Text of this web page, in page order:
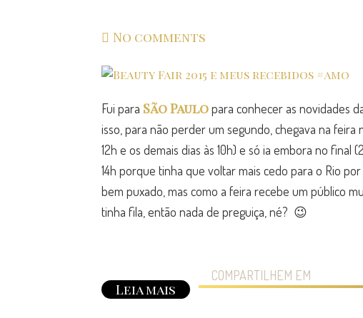
No comments
Fui para São Paulopara conhecer as novidades
isso, para não perder um segundo, chegava na feira
12h e os demais dias às 10h) e só ia embora no final
14h porque tinha que voltar mais cedo para o Rio
bem puxado, mas como a feira recebe um público
tinha fila, então nada de preguiça, né? 😉
Leia mais
COMPARTILHEM EM